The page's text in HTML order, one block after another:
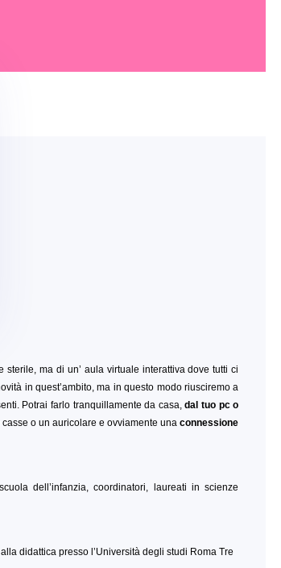
sterile, ma di un’ aula virtuale interattiva dove tutti ci
in quest’ambito, ma in questo modo riusciremo a
Potrai farlo tranquillamente da casa,dal tuo pc o
o un auricolare e ovviamente unaconnessione
dell’infanzia, coordinatori, laureati in scienze
didattica presso l’Università degli studi Roma Tre